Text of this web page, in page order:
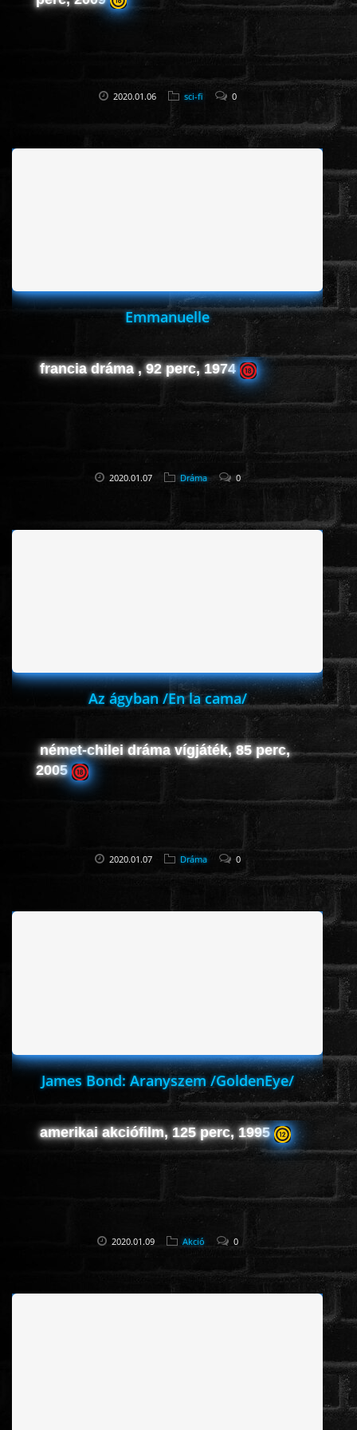
2020.01.06 sci-fi 0
Emmanuelle
francia dráma , 92 perc, 1974
2020.01.07 Dráma 0
Az ágyban /En la cama/
német-chilei dráma vígjáték, 85 perc,
2005
2020.01.07 Dráma 0
James Bond: Aranyszem /GoldenEye/
amerikai akciófilm, 125 perc, 1995
2020.01.09 Akció 0